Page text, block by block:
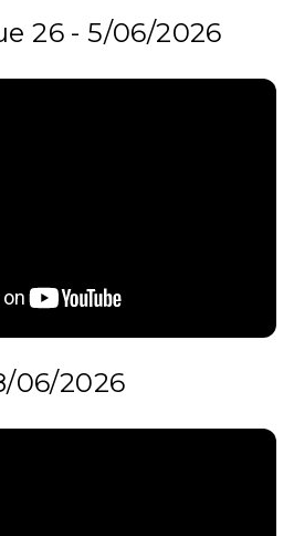
26 - 5/06/2026
06/2026